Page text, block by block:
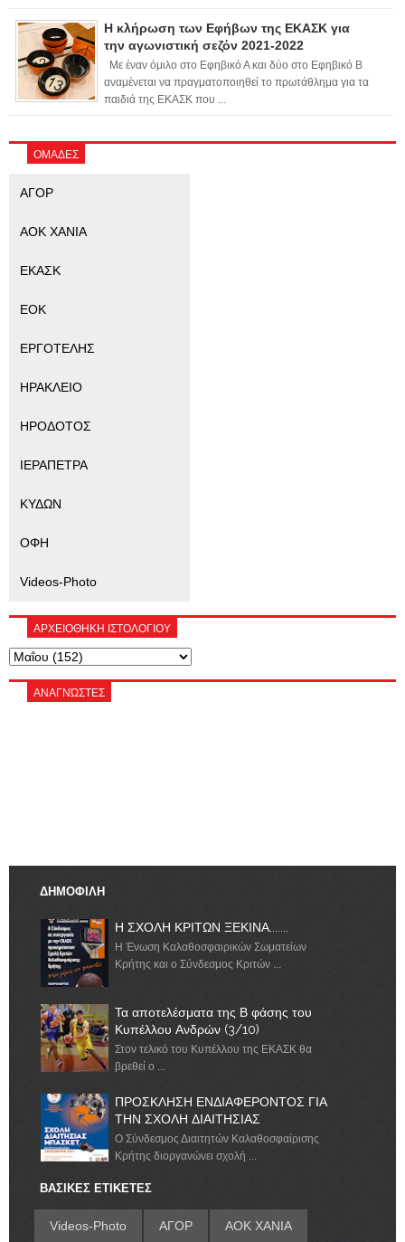
Η κλήρωση των Εφήβων της ΕΚΑΣΚ για
την αγωνιστική σεζόν 2021-2022
Με έναν όμιλο στο Εφηβικό Α και δύο στο Εφηβικό Β
αναμένεται να πραγματοποιηθεί το πρωτάθλημα για τα
παιδιά της ΕΚΑΣΚ που ...
ΟΜΑΔΕΣ
ΑΓΟΡ
ΑΟΚ ΧΑΝΙΑ
ΕΚΑΣΚ
ΕΟΚ
ΕΡΓΟΤΕΛΗΣ
ΗΡΑΚΛΕΙΟ
ΗΡΟΔΟΤΟΣ
ΙΕΡΑΠΕΤΡΑ
ΚΥΔΩΝ
ΟΦΗ
Videos-Photo
ΑΡΧΕΙΟΘΗΚΗ ΙΣΤΟΛΟΓΙΟΥ
ΑΝΑΓΝΏΣΤΕΣ
ΔΗΜΟΦΙΛΗ
Η ΣΧΟΛΗ ΚΡΙΤΩΝ ΞΕΚΙΝΑ.......
Η Ένωση Καλαθοσφαιρικών Σωματείων
Κρήτης και ο Σύνδεσμος Κριτών ...
Τα αποτελέσματα της Β φάσης του
Κυπέλλου Ανδρών (3/10)
Στον τελικό του Κυπέλλου της ΕΚΑΣΚ θα
βρεθεί ο ...
ΠΡΟΣΚΛΗΣΗ ΕΝΔΙΑΦΕΡΟΝΤΟΣ ΓΙΑ
ΤΗΝ ΣΧΟΛΗ ΔΙΑΙΤΗΣΙΑΣ
Ο Σύνδεσμος Διαιτητών Καλαθοσφαίρισης
Κρήτης διοργανώνει σχολή ...
ΒΑΣΙΚΕΣ ΕΤΙΚΕΤΕΣ
Videos-Photo ΑΓΟΡ ΑΟΚ ΧΑΝΙΑ